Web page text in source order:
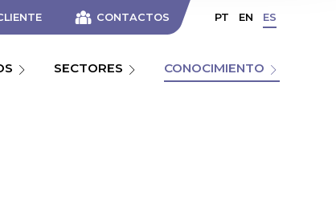
SECTORES CONOCIMIENTO
CONTACTOS PT EN ES